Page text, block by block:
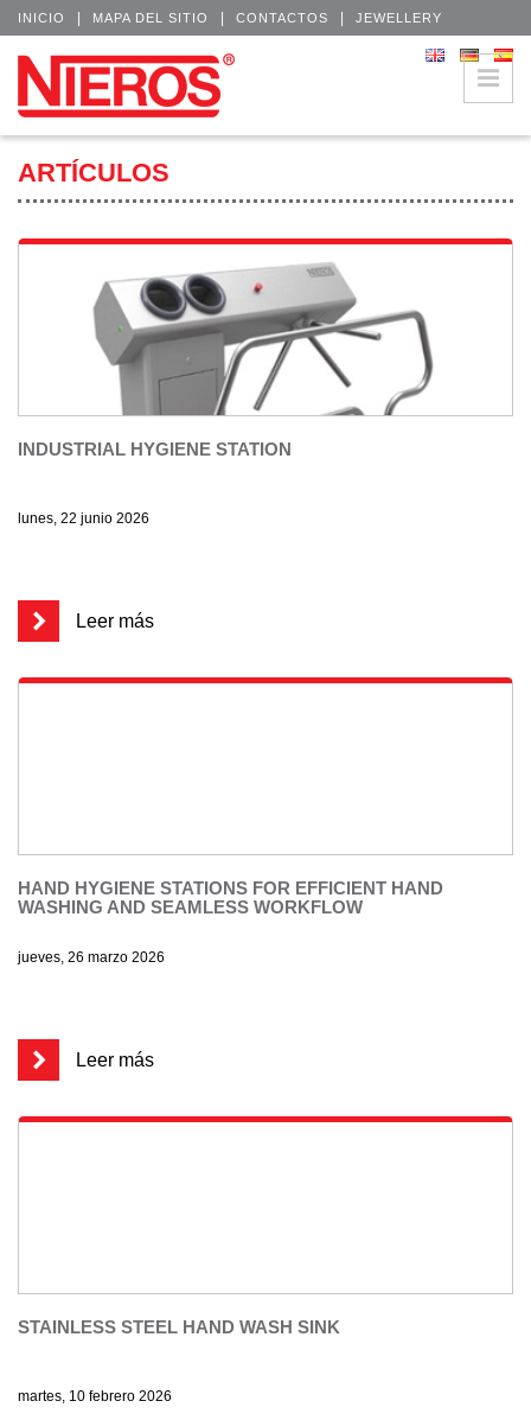
INICIO MAPA DEL SITIO CONTACTOS JEWELLERY
ARTÍCULOS
INDUSTRIAL HYGIENE STATION
lunes, 22 junio 2026
Leer más
HAND HYGIENE STATIONS FOR EFFICIENT HAND
WASHING AND SEAMLESS WORKFLOW
jueves, 26 marzo 2026
Leer más
STAINLESS STEEL HAND WASH SINK
martes, 10 febrero 2026